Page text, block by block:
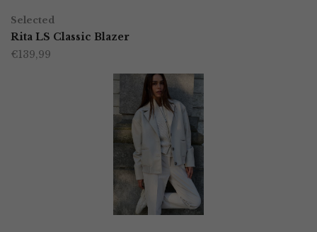
product
heeft
Selected
Rita LS Classic Blazer
€139,99